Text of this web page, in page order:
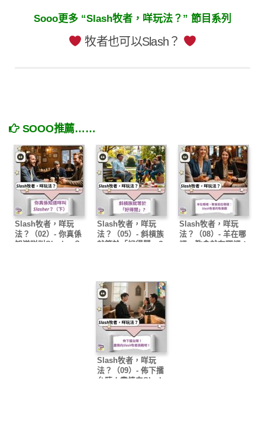
Sooo更多 “Slash牧者，咩玩法？” 節目系列
牧者也可以Slash？
SOOO推薦……
Slash牧者，咩玩
法？（02）- 你真係
知道咩叫Slasher？
Slash牧者，咩玩
法？（05）- 斜槓族
就等於「好得閒」?
Slash牧者，咩玩
法？（08）- 羊在哪
裡，教會就在哪裡：
Slash牧者，咩玩
法？（09）- 佈下擂
台陣！盡情向Slash